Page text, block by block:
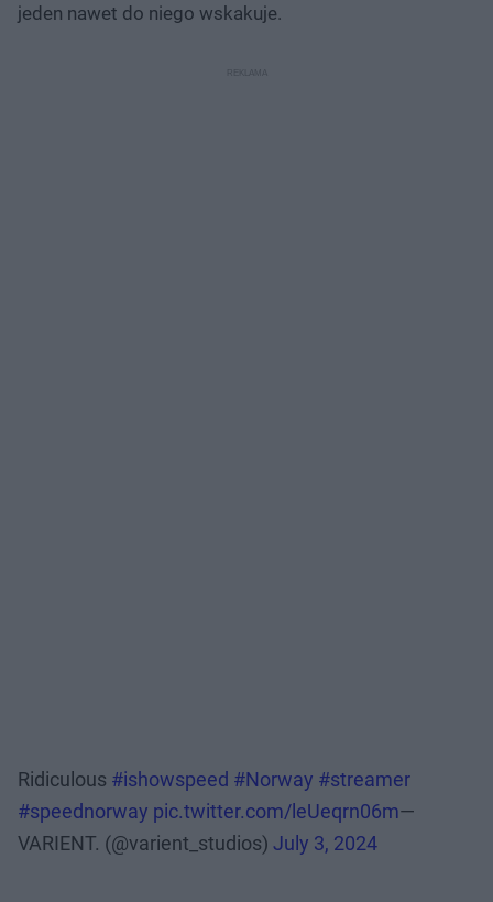
jeden nawet do niego wskakuje.
Ridiculous #ishowspeed #Norway #streamer
#speednorway pic.twitter.com/leUeqrn06m—
VARIENT. (@varient_studios) July 3, 2024